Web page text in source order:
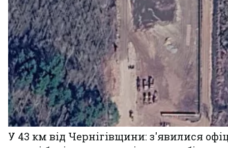
У 43 км від Чернігівщини: з'явилися